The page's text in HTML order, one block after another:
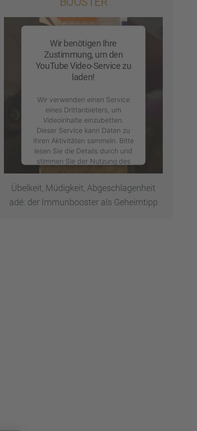
Wir benötigen Ihre
Zustimmung, um den
YouTube Video-Service zu
laden!
Wir verwenden einen Service
eines Drittanbieters, um
Videoinhalte einzubetten.
Dieser Service kann Daten zu
Ihren Aktivitäten sammeln. Bitte
lesen Sie die Details durch und
stimmen Sie der Nutzung des
Mehr Informationen
Übelkeit, Müdig­keit, Abgeschla­gen­heit
adé: der Immun­boos­ter als Geheim­tipp